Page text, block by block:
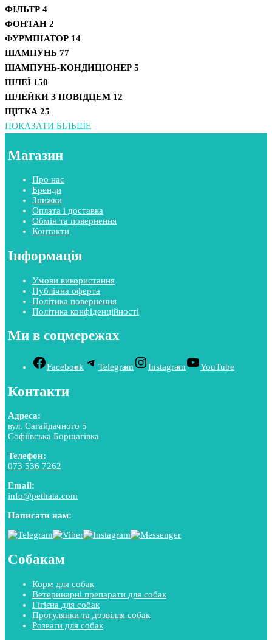
ФІЛЬТР 4
ФОНТАН 2
ФУРМІНАТОР 14
ШАМПУНЬ 77
ШАМПУНЬ-КОНДИЦІОНЕР 5
ШЛЕЇ 150
ШЛЕЙКИ З ПОВІДЦЕМ 12
ЩІТКА 25
ПОКАЗАТИ БІЛЬШЕ
Магазин
Про нас
Бренди
Знижки
Оплата і доставка
Обмін та повернення
Контакти
Інформація
Умови використання
Публічна оферта
Політика повернення
Політика конфіденційності
Ми в соцмережах
Facebook Telegram Instagram YouTube
Контакти
Адреса:
вул. Сагайдачного 5
Софіївська Борщагівка
Телефон:
073 536 7262
Email:
info@pethata.com
Написати нам:
Собакам
Корм для собак
Ветеринарні препарати для собак
Гігієна для собак
Прогулянки та дозвілля собак
Розваги для собак